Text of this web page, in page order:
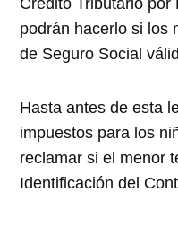
Crédito Tributario
podrán hacerlo si los
de Seguro Social
Hasta antes de esta
impuestos para los
reclamar si el menor
Identificación del